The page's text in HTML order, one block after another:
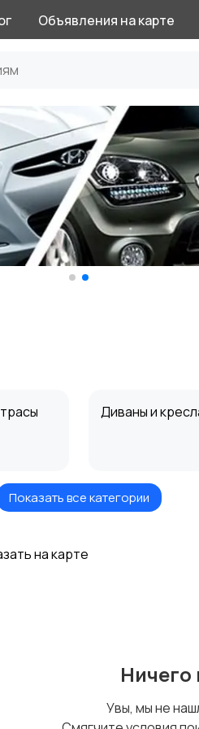
Объявления на карте
Диваны и
Растения и
Показать все категории
на карте
Ничего
Увы, мы не